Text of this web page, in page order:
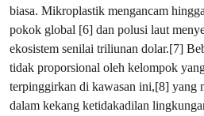
biasa. Mikroplastik mengancam
pokok global [6] dan polusi laut
ekosistem senilai triliunan dolar.[7]
tidak proporsional oleh kelompok
terpinggirkan di kawasan ini,[8] yang
dalam kekang ketidakadilan